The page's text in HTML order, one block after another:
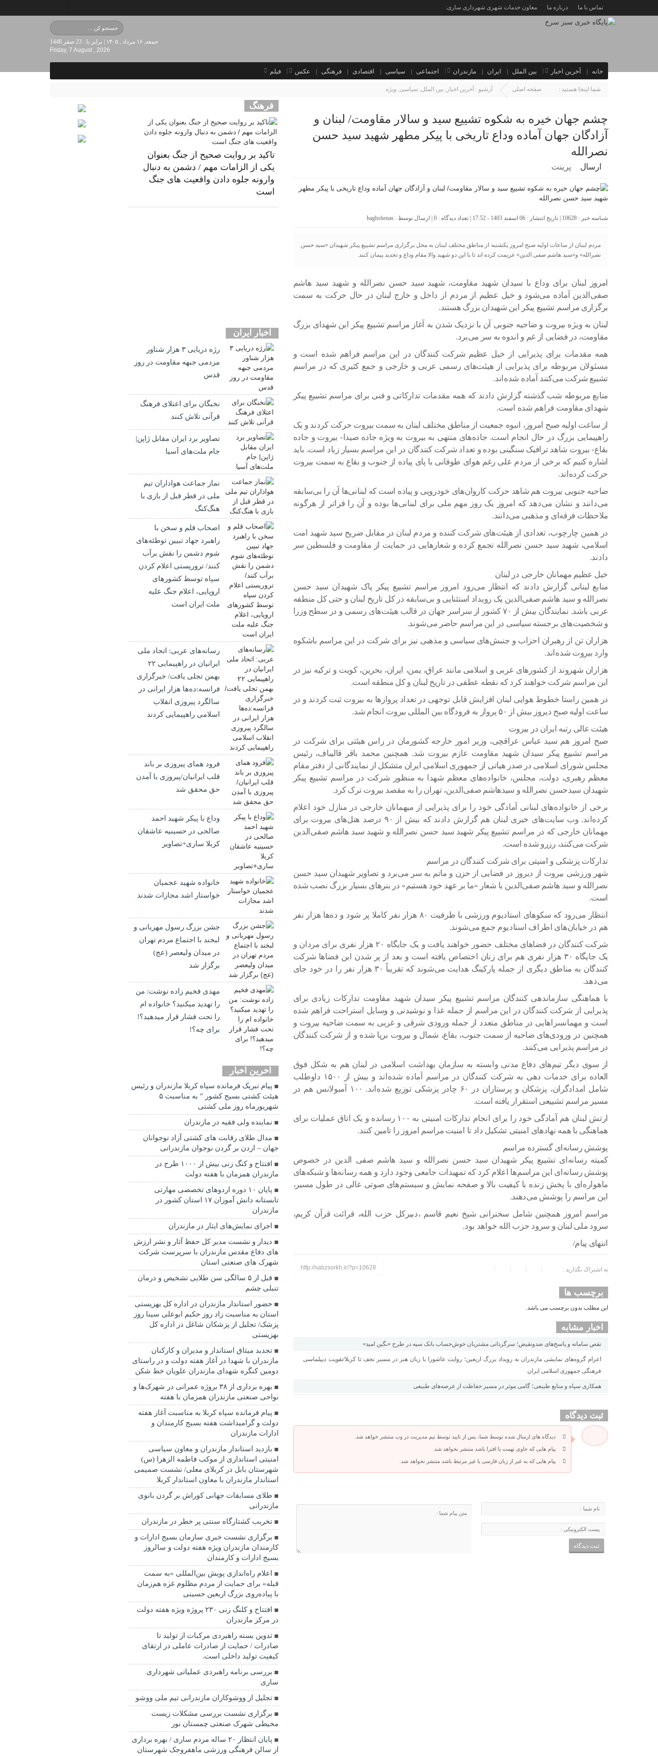
تماس با ما درباره ما معاون خدمات شهری شهرداری ساری:
جمعه, ۱۶ مرداد , ۱۴۰۵ | برابر با : 23 صفر 1448
Friday, 7 August , 2026
خانه آخرین اخبار بین الملل ایران مازندران اجتماعی سیاسی اقتصادی فرهنگی عکس فیلم
شما اینجا هستید : صفحه اصلی آرشیو : آخرین اخبار , بین الملل, سیاسی, ویژه
چشم جهان خیره به شکوه تشییع سید و سالار مقاومت/ لبنان و
آزادگان جهان آماده وداع تاریخی با پیکر مطهر شهید سید حسن
نصرالله
ارسال پرینت
شناسه خبر : 10628 | تاریخ انتشار : 06 اسفند 1403 - 17:52 | تعداد دیدگاه : 0 | ارسال توسط : haghshenas
مردم لبنان از ساعات اولیه صبح امروز یکشنبه از مناطق مختلف لبنان به محل برگزاری مراسم تشییع پیکر شهیدان «سید حسن
نصرالله» و«سید هاشم صفی الدین» عزیمت کرده اند تا با این دو شهید والا مقام وداع و تجدید پیمان کنند.
امروز لبنان برای وداع با سیدان شهید مقاومت، شهید سید حسن نصرالله و شهید سید هاشم
صفی‌الدین آماده می‌شود و خیل عظیم از مردم از داخل و خارج لبنان در حال حرکت به سمت
برگزاری مراسم تشییع پیکر این شهیدان بزرگ هستند.
لبنان به ویژه بیروت و ضاحیه جنوبی آن با نزدیک شدن به آغاز مراسم تشییع پیکر این شهدای بزرگ
مقاومت، در فضایی از غم و اندوه به سر می‌برد.
همه مقدمات برای پذیرایی از خیل عظیم شرکت کنندگان در این مراسم فراهم شده است و
مسئولان مربوطه برای پذیرایی از هیئت‌های رسمی عربی و خارجی و جمع کثیری که در مراسم
تشییع شرکت می‌کنند آماده شده‌اند.
منابع مربوطه شب گذشته گزارش دادند که همه مقدمات تدارکاتی و فنی برای مراسم تشییع پیکر
شهدای مقاومت فراهم شده است.
از ساعت اولیه صبح امروز، انبوه جمعیت از مناطق مختلف لبنان به سمت بیروت حرکت کردند و یک
راهپیمایی بزرگ در حال انجام است. جاده‌های منتهی به بیروت به ویژه جاده صیدا- بیروت و جاده
بقاع- بیروت شاهد ترافیک سنگینی بوده و تعداد شرکت کنندگان در این مراسم بسیار زیاد است. باید
اشاره کنیم که برخی از مردم علی رغم هوای طوفانی با پای پیاده از جنوب و بقاع به سمت بیروت
حرکت کرده‌اند.
ضاحیه جنوبی بیروت هم شاهد حرکت کاروان‌های خودرویی و پیاده است که لبنانی‌ها آن را بی‌سابقه
می‌دانند و نشان می‌دهد که امروز یک روز مهم ملی برای لبنانی‌ها بوده و آن را فراتر از هرگونه
ملاحظات فرقه‌ای و مذهبی می‌دانند.
در همین چارچوب، تعدادی از هیئت‌های شرکت کننده و مردم لبنان در مقابل ضریح سید شهید امت
اسلامی، شهید سید حسن نصرالله تجمع کرده و شعارهایی در حمایت از مقاومت و فلسطین سر
دادند.
خیل عظیم مهمانان خارجی در لبنان
منابع لبنانی گزارش دادند که انتظار می‌رود امروز مراسم تشییع پیکر پاک شهیدان سید حسن
نصرالله و سید هاشم صفی‌الدین یک رویداد استثنایی و بی‌سابقه در کل تاریخ لبنان و حتی کل منطقه
عربی باشد. نمایندگان بیش از ۷۰ کشور از سراسر جهان در قالب هیئت‌های رسمی و در سطح وزرا
و شخصیت‌های برجسته سیاسی در این مراسم حاضر می‌شوند.
هزاران تن از رهبران احزاب و جنبش‌های سیاسی و مذهبی نیز برای شرکت در این مراسم باشکوه
وارد بیروت شده‌اند.
هزاران شهروند از کشورهای عربی و اسلامی مانند عراق، یمن، ایران، بحرین، کویت و ترکیه نیز در
این مراسم شرکت خواهند کرد که نقطه عطفی در تاریخ لبنان و کل منطقه است.
در همین راستا خطوط هوایی لبنان افزایش قابل توجهی در تعداد پروازها به بیروت ثبت کردند و در
ساعت اولیه صبح دیروز بیش از ۵۰ پرواز به فرودگاه بین المللی بیروت انجام شد.
هیئت عالی رتبه ایران در بیروت
صبح امروز هم سید عباس عراقچی، وزیر امور خارجه کشورمان در راس هیئتی برای شرکت در
مراسم تشییع پیکر سیدان شهید مقاومت عازم بیروت شد. همچنین محمد باقر قالیباف، رئیس
مجلس شورای اسلامی در صدر هیاتی از جمهوری اسلامی ایران متشکل از نمایندگانی از دفتر مقام
معظم رهبری، دولت، مجلس، خانواده‌های معظم شهدا به منظور شرکت در مراسم تشییع پیکر
شهیدان سیدحسن نصرالله و سیدهاشم صفی‌الدین، تهران را به مقصد بیروت ترک کرد.
برخی از خانواده‌های لبنانی آمادگی خود را برای پذیرایی از میهمانان خارجی در منازل خود اعلام
کرده‌اند. وب سایت‌های خبری لبنان هم گزارش دادند که بیش از ۹۰ درصد هتل‌های بیروت برای
مهمانان خارجی که در مراسم تشییع پیکر شهید سید حسن نصرالله و شهید سید هاشم صفی‌الدین
شرکت می‌کنند، رزرو شده است.
تدارکات پزشکی و امنیتی برای شرکت کنندگان در مراسم
شهر ورزشی بیروت از دیروز در فضایی از حزن و ماتم به سر می‌برد و تصاویر شهیدان سید حسن
نصرالله و سید هاشم صفی‌الدین با شعار «ما بر عهد خود هستیم» در بنرهای بسیار بزرگ نصب شده
است.
انتظار می‌رود که سکوهای استادیوم ورزشی با ظرفیت ۸۰ هزار نفر کاملا پر شود و ده‌ها هزار نفر
هم در خیابان‌های اطراف استادیوم جمع می‌شوند.
شرکت کنندگان در فضاهای مختلف حضور خواهند یافت و یک جایگاه ۲۰ هزار نفری برای مردان و
یک جایگاه ۳۰ هزار نفری هم برای زنان اختصاص یافته است و بعد از پر شدن این فضاها شرکت
کنندگان به مناطق دیگری از جمله پارکینگ هدایت می‌شوند که تقریباً ۳۰ هزار نفر را در خود جای
می‌دهد.
با هماهنگی سازماندهی کنندگان مراسم تشییع پیکر سیدان شهید مقاومت تدارکات زیادی برای
پذیرایی از شرکت کنندگان در این مراسم از جمله غذا و نوشیدنی و وسایل استراحت فراهم شده
است و مهمانسراهایی در مناطق متعدد از جمله ورودی شرقی و غربی به سمت ضاحیه بیروت و
همچنین در ورودی‌های ضاحیه از سمت جنوب، بقاع، شمال و بیروت برپا شده و از شرکت کنندگان
در مراسم پذیرایی می‌کنند.
از سوی دیگر تیم‌های دفاع مدنی وابسته به سازمان بهداشت اسلامی در لبنان هم به شکل فوق
العاده برای خدمات دهی به شرکت کنندگان در مراسم آماده شده‌اند و بیش از ۱۵۰۰ داوطلب
شامل امدادگران، پزشکان و پرستاران در ۶۰ چادر پزشکی توزیع شده‌اند. ۱۰۰ آمبولانس هم در
مسیر مراسم تشییعی استقرار یافته است.
ارتش لبنان هم آمادگی خود را برای انجام تدارکات امنیتی به ۱۰۰ رسانده و یک اتاق عملیات برای
هماهنگی با همه نهادهای امنیتی تشکیل داد تا امنیت مراسم امروز را تامین کنند.
پوشش رسانه‌ای گسترده مراسم
کمیته رسانه‌ای تشییع پیکر شهیدان سید حسن نصرالله و سید هاشم صفی الدین در خصوص
پوشش رسانه‌ای این مراسم‌ها اعلام کرد که تمهیدات جامعی وجود دارد و همه رسانه‌ها و شبکه‌های
ماهواره‌ای با پخش زنده با کیفیت بالا و صفحه نمایش و سیستم‌های صوتی عالی در طول مسیر،
این مراسم را پوشش می‌دهند.
مراسم امروز همچنین شامل سخنرانی شیخ نعیم قاسم ،دبیرکل حزب الله، قرائت قرآن کریم،
سرود ملی لبنان و سرود حزب الله خواهد بود.
انتهای پیام/
به اشتراک بگذارید : http://sabzsorkh.ir/?p=10628
برچسب ها
این مطلب بدون برچسب می باشد.
اخبار مشابه
نقص سامانه و پاسخ‌های ضدونقیض؛ سرگردانی مشتریان خوش‌حساب بانک سپه در طرح «نگین امید»
اعزام گروه‌های نمایشی مازندران به رویداد بزرگ اربعین؛ روایت عاشورا با زبان هنر در مسیر نجف تا کربلا/تقویت دیپلماسی
فرهنگی جمهوری اسلامی ایران
همکاری سپاه و منابع طبیعی؛ گامی موثر در مسیر حفاظت از عرصه‌های طبیعی
ثبت دیدگاه
دیدگاه های ارسال شده توسط شما، پس از تایید توسط تیم مدیریت در وب منتشر خواهد شد.
پیام هایی که حاوی تهمت یا افترا باشد منتشر نخواهد شد.
پیام هایی که به غیر از زبان فارسی یا غیر مرتبط باشد منتشر نخواهد شد.
فرهنگ
تاکید بر روایت صحیح از جنگ بعنوان
یکی از الزامات مهم / دشمن به دنبال
وارونه جلوه دادن واقعیت های جنگ
است
اخبار ایران
رژه دریایی ۳ هزار شناور
مردمی جبهه مقاومت در روز
قدس
نخبگان برای اعتلای فرهنگ
قرآنی تلاش کنند
تصاویر برد ایران مقابل ژاپن|
جام ملت‌های آسیا
نماز جماعت هواداران تیم
ملی در قطر قبل از بازی با
هنگ‌کنگ
اصحاب قلم و سخن با
راهبرد جهاد تبیین توطئه‌های
شوم دشمن را نقش برآب
کنند/ تروریستی اعلام کردن
سپاه توسط کشورهای
اروپایی، اعلام جنگ علیه
ملت ایران است
رسانه‌های عربی: اتحاد ملی
ایرانیان در راهپیمایی ۲۲
بهمن تجلی یافت/ خبرگزاری
فرانسه:ده‌ها هزار ایرانی در
سالگرد پیروزی انقلاب
اسلامی راهپیمایی کردند
فرود همای پیروزی بر باند
قلب ایرانیان/پیروزی با آمدن
حق محقق شد
وداع با پیکر شهید احمد
صالحی‌ در حسینیه عاشقان
کربلا ساری+تصاویر
خانواده شهید عجمیان
خواستار اشد مجازات شدند
جشن بزرگ رسول مهربانی و
لبخند با اجتماع مردم تهران
در میدان ولیعصر (عج)
برگزار شد
مهدی فخیم زاده نوشت: من
را تهدید میکنید؟ خانواده ام
را‌ تحت فشار قرار میدهید؟!
برای چه؟!
اخرین اخبار
پیام تبریک فرمانده سپاه کربلا مازندران و رئیس
هیئت کشتی بسیج کشور ” به مناسبت ۵
شهریورماه روز ملی کشتی
نماينده ولی فقیه در مازندران
مدال طلای رقابت های کشتی آزاد نوجوانان
جهان – اردن بر گردن نوجوان مازندرانی
افتتاح و کنگ زنی بیش از ۱۰۰۰ طرح در
مازندران همزمان با هفته دولت
پایان ۱۰ دوره اردوهای تخصصی مهارتی
تابستانه دانش آموزان ۱۷ استان کشور در
مازندران
اجرای نمایش‌های ایثار در مازندران
دیدار و نشست مدیر کل حفظ آثار و نشر ارزش
های دفاع مقدس مازندران با سرپرست شرکت
شهرک های صنعتی استان
قبل از ۵ سالگی سن طلایی تشخیص و درمان
تنبلی چشم
حضور استاندار مازندران در اداره کل بهزیستی
استان به مناسبت زاد روز حکیم ابوعلی سینا روز
پزشک/ تجلیل از پزشکان شاغل در اداره کل
بهزیستی
تجدید میثاق استاندار و مدیران و کارکنان
مازندران با شهدا در آغاز هفته دولت و در راستای
دومین کنگره شهدای مازندران علویان خط شکن
بهره برداری از ۳۸ بروژه عمرانی در شهرک‌ها و
نواحی صنعتی مازندران همزمان با هفته
پیام فرمانده سپاه کربلا به مناسبت آغاز هفته
دولت و گرامیداشت هفته بسیج کارمندان و
ادارات مازندران
بازدید استاندار مازندران و معاون سیاسی
امنیتی استانداری از موکب فاطمه الزهرا (س)
شهرستان بابل در کربلای معلی/ نشست صمیمی
استاندار مازندران با معاون استاندار کربلا
طلای مسابقات جهانی کوراش بر گردن بانوی
مازندرانی
تخربب کشتارگاه سنتی پر خطر در مازندران
برگزاری نشست خبری سازمان بسیج ادارات و
کارمندان مازندران ویژه هفته دولت و سالروز
بسیج ادارات و کارمندان
اعلام راه‌اندازی پویش بین‌المللی «به سمت
قبله» برای حمایت از مردم مظلوم غزه هم‌زمان
با پیاده‌روی بزرگ اربعین حسینی
افتتاح و کلنگ زنی ۲۳۰ پروژه ویژه هفته دولت
در مرکز مازندران
تدوین بسته راهبردی مرکبات از تولید تا
صادرات / حمایت از صادرات عاملی در ارتقای
کیفیت تولید داخلی است.
بررسی برنامه راهبردی عملیاتی شهرداری
ساری
تجلیل از ووشوکاران مازندرانی تیم ملی ووشو
برگزاری نشست بررسی مشکلات زیست
محیطی شهرک صنعتی چمستان نور
پایان انتظار ۲۰ ساله مردم ساری / بهره برداری
از سالن فرهنگی ورزشی ماهفروجک شهرستان